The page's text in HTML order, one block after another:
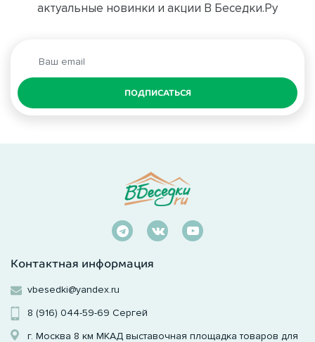
актуальные новинки и акции В Беседки.Ру
ПОДПИСАТЬСЯ
Контактная информация
vbesedki@yandex.ru
8 (916) 044-59-69 Сергей
г. Москва 8 км МКАД выставочная площадка товаров для